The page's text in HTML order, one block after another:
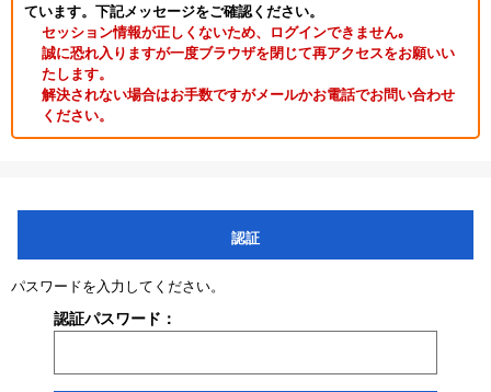
ています。下記メッセージをご確認ください。
セッション情報が正しくないため、ログインできません｡
誠に恐れ入りますが一度ブラウザを閉じて再アクセスをお願いい
たします。
解決されない場合はお手数ですがメールかお電話でお問い合わせ
ください。
認証
パスワードを入力してください。
認証パスワード：